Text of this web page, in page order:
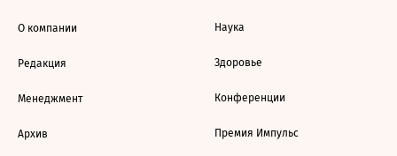
О компании
Редакция
Менеджмент
Архив
Наука
Здоровье
Конференции
Премия Импульс